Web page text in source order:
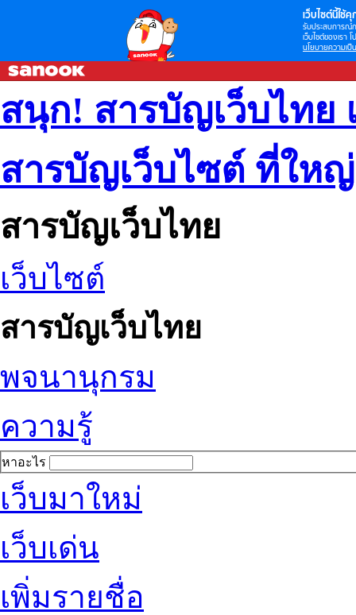
เว็บไซต์นี้ใช้คุ
รับประสบการณ์
เว็บไซต์ของเรา
นโยบายความเป็
สนุก! สารบัญเว็บไทย
สารบัญเว็บไซต์ ที่ให
สารบัญเว็บไทย
เว็บไซต์
สารบัญเว็บไทย
พจนานุกรม
ความรู้
หาอะไร
เว็บมาใหม่
เว็บเด่น
เพิ่มรายชื่อ